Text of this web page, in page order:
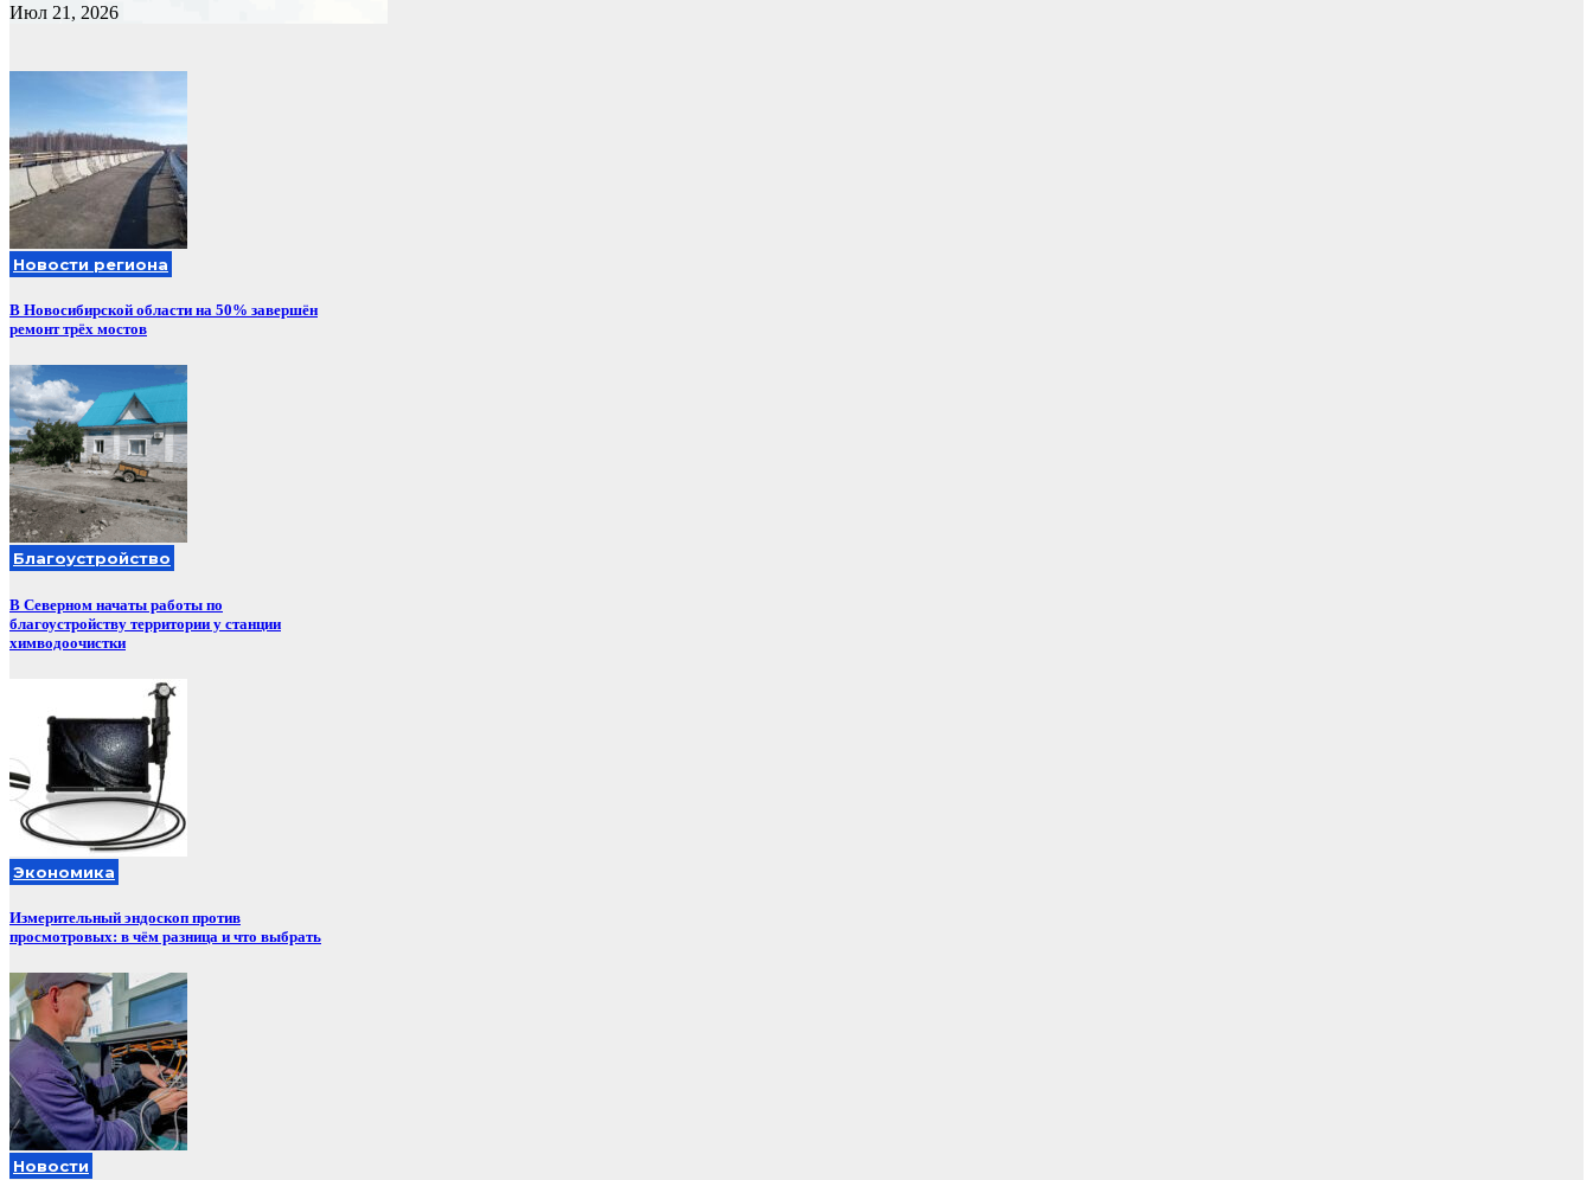
Июл 21, 2026
Новости региона
В Новосибирской области на 50% завершён
ремонт трёх мостов
Благоустройство
В Северном начаты работы по
благоустройству территории у станции
химводоочистки
Экономика
Измерительный эндоскоп против
просмотровых: в чём разница и что выбрать
Новости